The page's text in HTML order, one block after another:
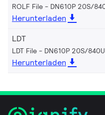
ROLF File - DN610P 20S/
Herunterladen
LDT
LDT File - DN610P 20S/
Herunterladen